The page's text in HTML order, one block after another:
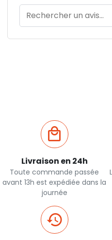
Livraison en 24h
Toute commande passée
avant 13h est expédiée dans la
journée